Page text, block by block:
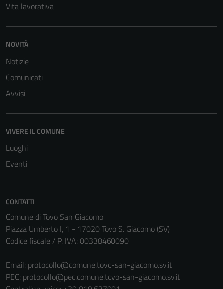
Vita lavorativa
NOVITÀ
Notizie
Comunicati
Avvisi
VIVERE IL COMUNE
Luoghi
Eventi
CONTATTI
Comune di Tovo San Giacomo
Piazza Umberto I, 1 - 17020 Tovo S. Giacomo (SV)
Codice fiscale / P. IVA: 00338460090
Email: protocollo@comune.tovo-san-giacomo.sv.it
PEC: protocollo@pec.comune.tovo-san-giacomo.sv.it